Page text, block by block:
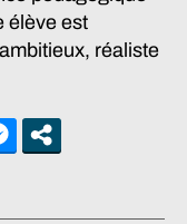
élève est
réaliste